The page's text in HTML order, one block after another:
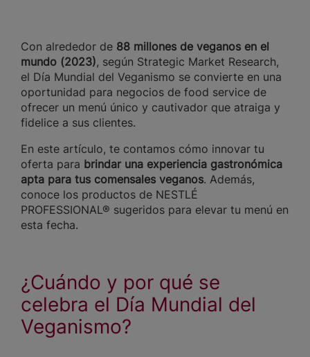
Con alrededor de 88 millones de veganos en el
mundo (2023), según Strategic Market Research,
el Día Mundial del Veganismo se convierte en una
oportunidad para negocios de food service de
ofrecer un menú único y cautivador que atraiga y
fidelice a sus clientes.
En este artículo, te contamos cómo innovar tu
oferta para brindar una experiencia gastronómica
apta para tus comensales veganos. Además,
conoce los productos de NESTLÉ
PROFESSIONAL® sugeridos para elevar tu menú en
esta fecha.
¿Cuándo y por qué se
celebra el Día Mundial del
Veganismo?